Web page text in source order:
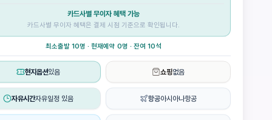
카드사별 무이자 혜택 가능
카드사별 무이자 혜택은 결제 시점 기준으로 확인됩니다.
최소출발 10명 · 현재예약 0명 · 잔여 10석
현지옵션있음 쇼핑없음
자유시간자유일정 있음 항공아시아나항공